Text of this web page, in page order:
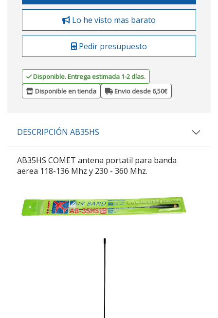
Lo he visto mas barato
Pedir presupuesto
Disponible. Entrega estimada 1-2 días.
Disponible en tienda
Envio desde 6,50€
DESCRIPCIÓN AB35HS
AB35HS COMET antena portatil para banda
aerea 118-136 Mhz y 230 - 360 Mhz.